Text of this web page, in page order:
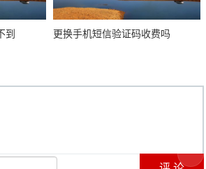
到 更换手机短信验证码收费吗